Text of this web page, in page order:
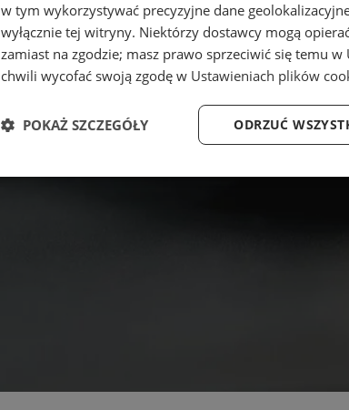
w tym wykorzystywać precyzyjne dane
wyłącznie tej witryny. Niektórzy dostawcy mogą
zamiast na zgodzie; masz prawo sprzeciwić się temu w
chwili wycofać swoją zgodę w Ustawieniach plików
ODRZUĆ
POKAŻ SZCZEGÓŁY
Niezbędne Wydajność
Nazwa Provider/Domena